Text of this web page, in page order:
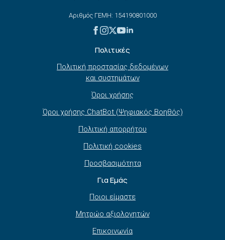
Αριθμός ΓΕΜΗ: 154190801000
Πολιτικές
Πολιτική προστασίας δεδομένων
και συστημάτων
Όροι χρήσης
Όροι χρήσης ChatBot (Ψηφιακός Βοηθός)
Πολιτική απορρήτου
Πολιτική cookies
Προσβασιμότητα
Για Εμάς
Ποιοι είμαστε
Μητρώο αξιολογητών
Επικοινωνία